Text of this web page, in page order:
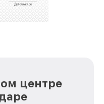
и
центре